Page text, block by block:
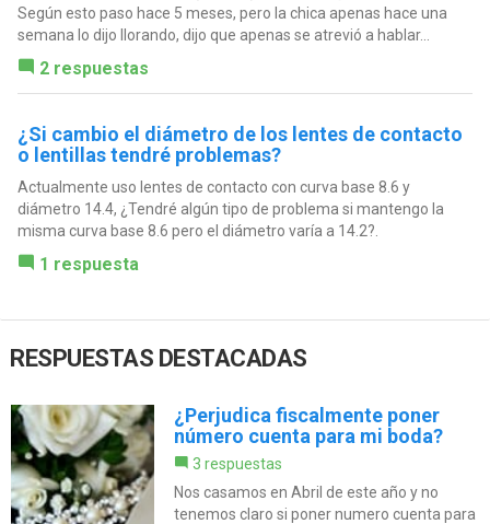
Según esto paso hace 5 meses, pero la chica apenas hace una
semana lo dijo llorando, dijo que apenas se atrevió a hablar...
2 respuestas
¿Si cambio el diámetro de los lentes de contacto
o lentillas tendré problemas?
Actualmente uso lentes de contacto con curva base 8.6 y
diámetro 14.4, ¿Tendré algún tipo de problema si mantengo la
misma curva base 8.6 pero el diámetro varía a 14.2?.
1 respuesta
RESPUESTAS DESTACADAS
¿Perjudica fiscalmente poner
número cuenta para mi boda?
3 respuestas
Nos casamos en Abril de este año y no
tenemos claro si poner numero cuenta para